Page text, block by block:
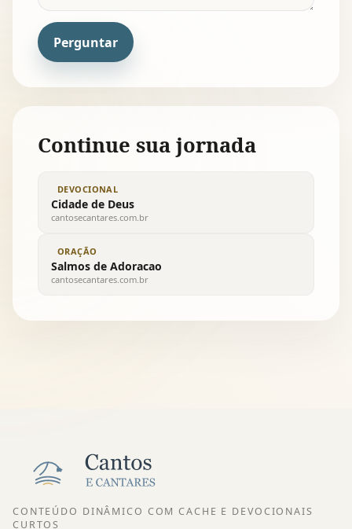
Perguntar
Continue sua jornada
DEVOCIONAL
Cidade de Deus
cantosecantares.com.br
ORAÇÃO
Salmos de Adoracao
cantosecantares.com.br
CONTEÚDO DINÂMICO COM CACHE E DEVOCIONAIS
CURTOS